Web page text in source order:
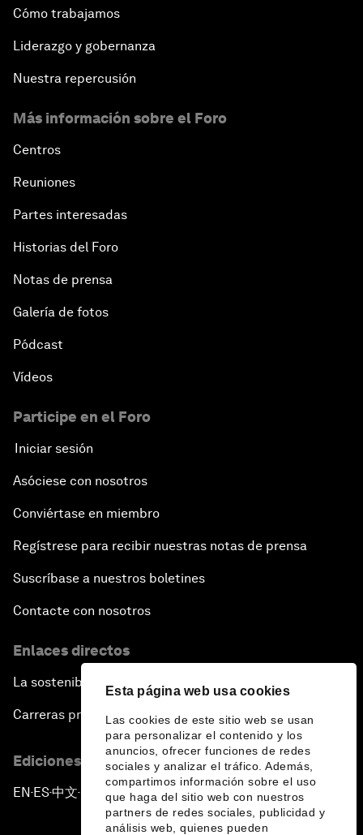
Esta página web usa cookies
Las cookies de este sitio web se usan
para personalizar el contenido y los
anuncios, ofrecer funciones de redes
sociales y analizar el tráfico. Además,
compartimos información sobre el uso
que haga del sitio web con nuestros
partners de redes sociales, publicidad y
análisis web, quienes pueden
Cómo trabajamos
Liderazgo y gobernanza
Nuestra repercusión
Más información sobre el Foro
Centros
Reuniones
Partes interesadas
Historias del Foro
Notas de prensa
Galería de fotos
Pódcast
Vídeos
Participe en el Foro
Iniciar sesión
Asóciese con nosotros
Conviértase en miembro
Regístrese para recibir nuestras notas de prensa
Suscríbase a nuestros boletines
Contacte con nosotros
Enlaces directos
La sostenibilidad en el Foro
Carreras profesionales
Ediciones en otros idiomas
EN ▪ES▪中文▪ 日本語